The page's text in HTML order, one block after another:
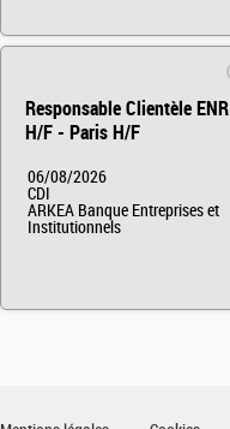
Responsable Clientèle ENR
H/F - Paris H/F
06/08/2026
CDI
ARKEA Banque Entreprises et
Institutionnels